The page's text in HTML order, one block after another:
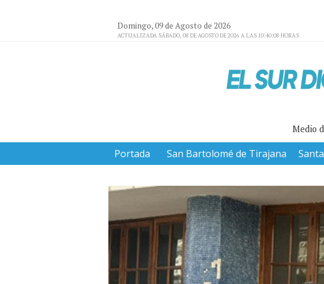
Domingo, 09 de Agosto de 2026
ACTUALIZADA SÁBADO, 08 DE AGOSTO DE 2026 A LAS 10:40:08 HORAS
Medio
Portada San Bartolomé de Tirajana